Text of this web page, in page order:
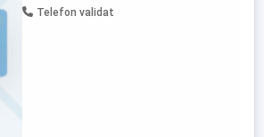
Telefon validat